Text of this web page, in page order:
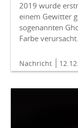
2019 wurde
einem Gewitter
sogenannten
Farbe verursacht.
Nachricht